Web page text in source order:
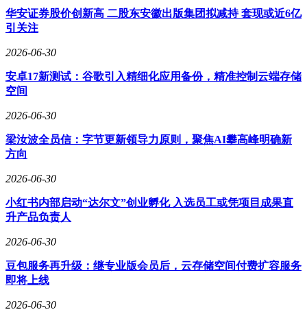
华安证券股价创新高 二股东安徽出版集团拟减持 套现或近6亿
引关注
2026-06-30
安卓17新测试：谷歌引入精细化应用备份，精准控制云端存储
空间
2026-06-30
梁汝波全员信：字节更新领导力原则，聚焦AI攀高峰明确新
方向
2026-06-30
小红书内部启动“达尔文”创业孵化 入选员工或凭项目成果直
升产品负责人
2026-06-30
豆包服务再升级：继专业版会员后，云存储空间付费扩容服务
即将上线
2026-06-30